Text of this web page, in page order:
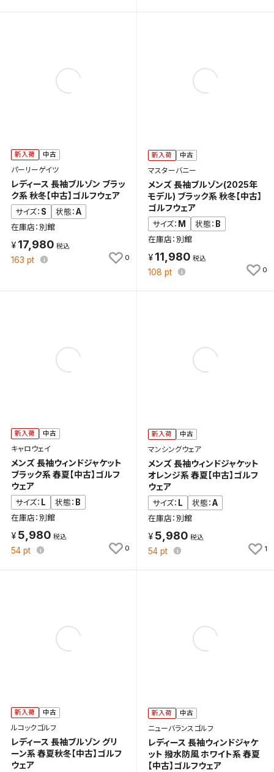
新入荷 中古
パーリーゲイツ
レディース 長袖ブルゾン ブラッ
ク系 秋冬【中古】ゴルフウェア
サイズ： S 状態：A
在庫店：別館
17,980
163 pt 0
新入荷 中古
マスターバニー
メンズ 長袖ブルゾン(2025年
モデル) ブラック系 秋冬【中古】
ゴルフウェア
サイズ： M 状態： B
在庫店：別館
11,980
108 pt 0
新入荷 中古
キャロウェイ
メンズ 長袖ウィンドジャケット
ブラック系 春夏【中古】ゴルフ
ウェア
サイズ： L 状態： B
在庫店：別館
5,980
54 pt 0
新入荷 中古
マンシングウェア
メンズ 長袖ウィンドジャケット
オレンジ系 春夏【中古】ゴルフ
ウェア
サイズ： L 状態：A
在庫店：別館
5,980
54 pt 1
新入荷 中古
ルコックゴルフ
レディース 長袖ブルゾン グリ
ーン系 春夏秋冬【中古】ゴルフ
ウェア
新入荷 中古
ニューバランスゴルフ
レディース 長袖ウィンドジャケ
ット 撥水防風 ホワイト系 春夏
【中古】ゴルフウェア
この検索条件をマイページ内「保存検索条件一覧」に
保存します。
よく探す商品を、毎回条件指定することなく簡単に開
くことができます。